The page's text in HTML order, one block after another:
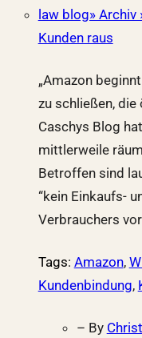
law blog» Archiv
Kunden raus
„Amazon
zu schließen,
Caschys Blog
mittlerweile
Betroffen sind
“kein Einkaufs-
Verbrauchers
Tags: Amazon,
Kundenbindung,
– By